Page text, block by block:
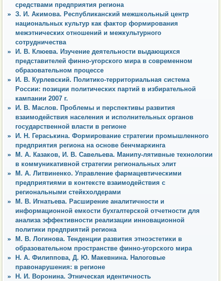
средствами предприятия региона
З. И. Акимова. Республиканский межшкольный центр
национальных культур как фактор формирования
межэтнических отношений и межкультурного
сотрудничества
И. В. Клюева. Изучение деятельности выдающихся
представителей финно-угорского мира в современном
образовательном процессе
И. В. Курлевский. Политико-территориальная система
России: позиции политических партий в избирательной
кампании 2007 г.
И. В. Маслов. Проблемы и перспективы развития
взаимодействия населения и исполнительных органов
государственной власти в регионе
И. Н. Гераськина. Формирование стратегии промышленного
предприятия региона на основе бенчмаркинга
М. А. Казаков, И. В. Савельева. Манипу-лятивные технологии
в коммуникативной стратегии региональных элит
М. А. Литвиненко. Управление фармацевтическими
предприятиями в контексте взаимодействия с
региональными стейкхолдерами
М. В. Игнатьева. Расширение аналитичности и
информационной емкости бухгалтерской отчетности для
анализа эффективности реализации инновационной
политики предприятий региона
М. В. Логинова. Тенденции развития этноэстетики в
образовательном пространстве финно-угорского мира
Н. А. Филиппова, Д. Ю. Макевнина. Налоговые
правонарушения: в регионе
Н. И. Воронина. Этническая идентичность